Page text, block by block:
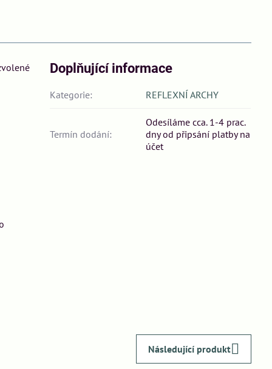
Doplňující informace
Kategorie: REFLEXNÍ ARCHY
Termín dodání:
Odesíláme cca. 1-4 prac.
dny od připsání platby na
účet
Následující produkt